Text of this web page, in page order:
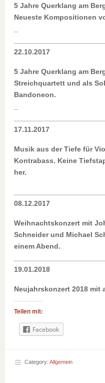
5 Jahre Querklang am
Neueste Kompositionen
22.10.2017
5 Jahre Querklang am
Streichquartett und als
Bandoneon.
17.11.2017
Musik aus der Tiefe für
Kontrabass. Keine
her.
08.12.2017
Weihnachtskonzert mit
Schneider und Michael
einem Abend.
19.01.2018
Neujahrskonzert 2018 mit
Teilen mit:
Facebook
Category: Allgemein